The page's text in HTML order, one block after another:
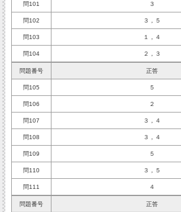
問101 ３
問102 ３，５
問103 １，４
問104 ２，３
問題番号 正答
問105 ５
問106 ２
問107 ３，４
問108 ３，４
問109 ５
問110 ３，５
問111 ４
問題番号 正答